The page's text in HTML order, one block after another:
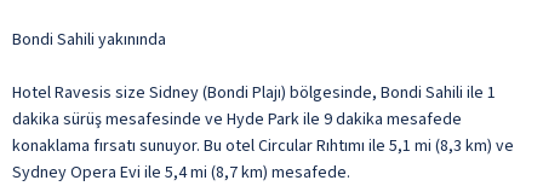
Bondi Sahili yakınında
Hotel Ravesis size Sidney (Bondi Plajı) bölgesinde, Bondi Sahili ile 1
dakika sürüş mesafesinde ve Hyde Park ile 9 dakika mesafede
konaklama fırsatı sunuyor. Bu otel Circular Rıhtımı ile 5,1 mi (8,3 km) ve
Sydney Opera Evi ile 5,4 mi (8,7 km) mesafede.